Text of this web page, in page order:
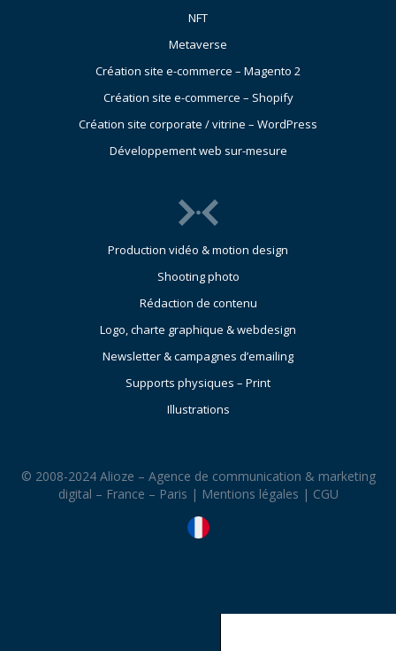
NFT
Metaverse
Création site e-commerce – Magento 2
Création site e-commerce – Shopify
Création site corporate / vitrine – WordPress
Développement web sur-mesure
Production vidéo & motion design
Shooting photo
Rédaction de contenu
Logo, charte graphique & webdesign
Newsletter & campagnes d’emailing
Supports physiques – Print
Illustrations
© 2008-2024 Alioze – Agence de communication & marketing
digital – France – Paris | Mentions légales | CGU